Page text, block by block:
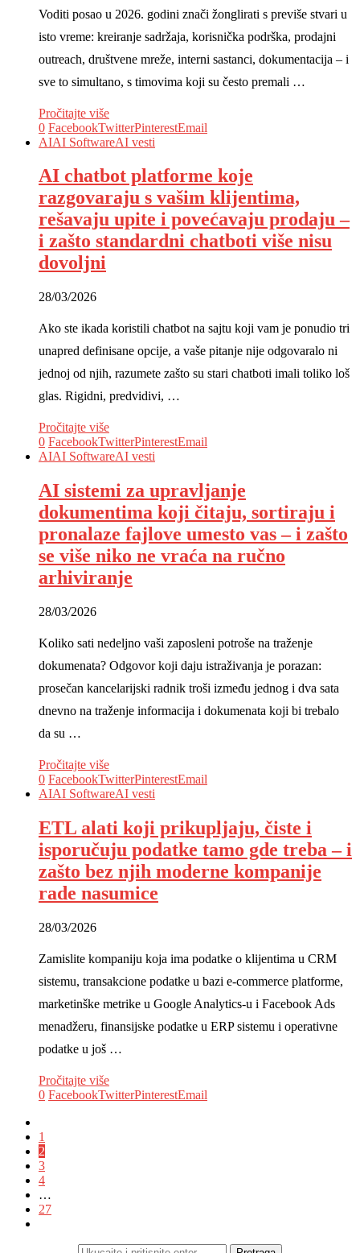
Voditi posao u 2026. godini znači žonglirati s previše stvari u
isto vreme: kreiranje sadržaja, korisnička podrška, prodajni
outreach, društvene mreže, interni sastanci, dokumentacija – i
sve to simultano, s timovima koji su često premali …
Pročitajte više
0 FacebookTwitterPinterestEmail
AIAI SoftwareAI vesti
AI chatbot platforme koje
razgovaraju s vašim klijentima,
rešavaju upite i povećavaju prodaju –
i zašto standardni chatboti više nisu
dovoljni
28/03/2026
Ako ste ikada koristili chatbot na sajtu koji vam je ponudio tri
unapred definisane opcije, a vaše pitanje nije odgovaralo ni
jednoj od njih, razumete zašto su stari chatboti imali toliko loš
glas. Rigidni, predvidivi, …
Pročitajte više
0 FacebookTwitterPinterestEmail
AIAI SoftwareAI vesti
AI sistemi za upravljanje
dokumentima koji čitaju, sortiraju i
pronalaze fajlove umesto vas – i zašto
se više niko ne vraća na ručno
arhiviranje
28/03/2026
Koliko sati nedeljno vaši zaposleni potroše na traženje
dokumenata? Odgovor koji daju istraživanja je porazan:
prosečan kancelarijski radnik troši između jednog i dva sata
dnevno na traženje informacija i dokumenata koji bi trebalo
da su …
Pročitajte više
0 FacebookTwitterPinterestEmail
AIAI SoftwareAI vesti
ETL alati koji prikupljaju, čiste i
isporučuju podatke tamo gde treba – i
zašto bez njih moderne kompanije
rade nasumice
28/03/2026
Zamislite kompaniju koja ima podatke o klijentima u CRM
sistemu, transakcione podatke u bazi e-commerce platforme,
marketinške metrike u Google Analytics-u i Facebook Ads
menadžeru, finansijske podatke u ERP sistemu i operativne
podatke u još …
Pročitajte više
0 FacebookTwitterPinterestEmail
1
2
3
4
…
27